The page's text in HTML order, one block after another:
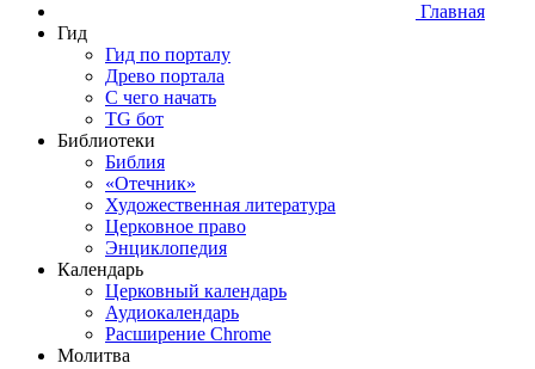
Главная
Гид
Гид по порталу
Древо портала
С чего начать
TG бот
Библиотеки
Библия
«Отечник»
Художественная литература
Церковное право
Энциклопедия
Календарь
Церковный календарь
Аудиокалендарь
Расширение Chrome
Молитва